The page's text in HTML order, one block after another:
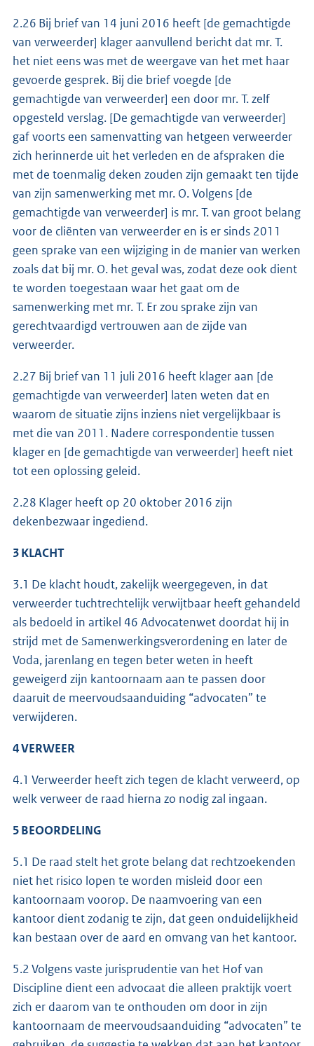
2.26 Bij brief van 14 juni 2016 heeft [de gemachtigde
van verweerder] klager aanvullend bericht dat mr. T.
het niet eens was met de weergave van het met haar
gevoerde gesprek. Bij die brief voegde [de
gemachtigde van verweerder] een door mr. T. zelf
opgesteld verslag. [De gemachtigde van verweerder]
gaf voorts een samenvatting van hetgeen verweerder
zich herinnerde uit het verleden en de afspraken die
met de toenmalig deken zouden zijn gemaakt ten tijde
van zijn samenwerking met mr. O. Volgens [de
gemachtigde van verweerder] is mr. T. van groot belang
voor de cliënten van verweerder en is er sinds 2011
geen sprake van een wijziging in de manier van werken
zoals dat bij mr. O. het geval was, zodat deze ook dient
te worden toegestaan waar het gaat om de
samenwerking met mr. T. Er zou sprake zijn van
gerechtvaardigd vertrouwen aan de zijde van
verweerder.
2.27 Bij brief van 11 juli 2016 heeft klager aan [de
gemachtigde van verweerder] laten weten dat en
waarom de situatie zijns inziens niet vergelijkbaar is
met die van 2011. Nadere correspondentie tussen
klager en [de gemachtigde van verweerder] heeft niet
tot een oplossing geleid.
2.28 Klager heeft op 20 oktober 2016 zijn
dekenbezwaar ingediend.
3 KLACHT
3.1 De klacht houdt, zakelijk weergegeven, in dat
verweerder tuchtrechtelijk verwijtbaar heeft gehandeld
als bedoeld in artikel 46 Advocatenwet doordat hij in
strijd met de Samenwerkingsverordening en later de
Voda, jarenlang en tegen beter weten in heeft
geweigerd zijn kantoornaam aan te passen door
daaruit de meervoudsaanduiding “advocaten” te
verwijderen.
4 VERWEER
4.1 Verweerder heeft zich tegen de klacht verweerd, op
welk verweer de raad hierna zo nodig zal ingaan.
5 BEOORDELING
5.1 De raad stelt het grote belang dat rechtzoekenden
niet het risico lopen te worden misleid door een
kantoornaam voorop. De naamvoering van een
kantoor dient zodanig te zijn, dat geen onduidelijkheid
kan bestaan over de aard en omvang van het kantoor.
5.2 Volgens vaste jurisprudentie van het Hof van
Discipline dient een advocaat die alleen praktijk voert
zich er daarom van te onthouden om door in zijn
kantoornaam de meervoudsaanduiding “advocaten” te